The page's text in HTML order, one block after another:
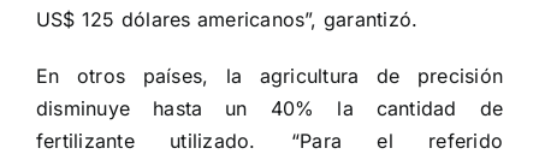
US$ 125 dólares americanos”, garantizó.
En otros países, la agricultura de precisión
disminuye hasta un 40% la cantidad de
fertilizante utilizado. “Para el referido